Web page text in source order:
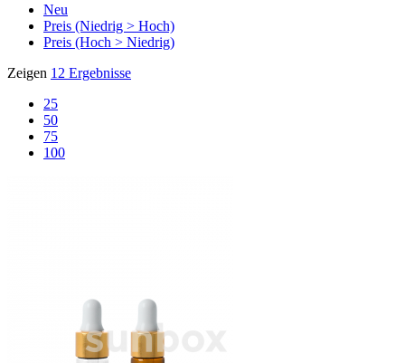
Neu
Preis (Niedrig > Hoch)
Preis (Hoch > Niedrig)
Zeigen 12 Ergebnisse
25
50
75
100